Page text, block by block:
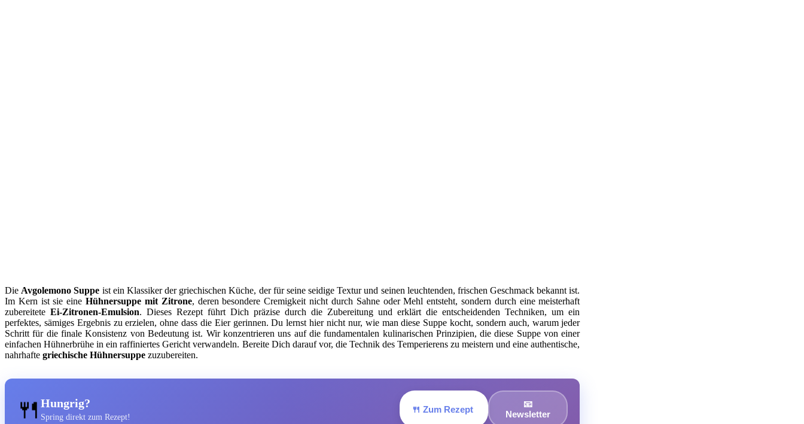
DieAvgolemono Suppe ist ein Klassiker der griechischen Küche, der für seine seidige Textur und seinen leuchtenden, frischen Geschmack bekannt ist.
Im Kern ist sie eineHühnersuppe mit Zitrone, deren besondere Cremigkeit nicht durch Sahne oder Mehl entsteht, sondern durch eine meisterhaft
zubereiteteEi-Zitronen-Emulsion. Dieses Rezept führt Dich präzise durch die Zubereitung und erklärt die entscheidenden Techniken, um ein
perfektes, sämiges Ergebnis zu erzielen, ohne dass die Eier gerinnen. Du lernst hier nicht nur, wie man diese Suppe kocht, sondern auch, warum jeder
Schritt für die finale Konsistenz von Bedeutung ist. Wir konzentrieren uns auf die fundamentalen kulinarischen Prinzipien, die diese Suppe von einer
einfachen Hühnerbrühe in ein raffiniertes Gericht verwandeln. Bereite Dich darauf vor, die Technik des Temperierens zu meistern und eine authentische,
nahrhafte griechische Hühnersuppe zuzubereiten.
🍴Hungrig?
Spring direkt zum Rezept!
🍴 Zum Rezept
📧
Newsletter